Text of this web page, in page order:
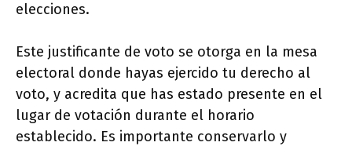
elecciones.
Este justificante de voto se otorga en la mesa
electoral donde hayas ejercido tu derecho al
voto, y acredita que has estado presente en el
lugar de votación durante el horario
establecido. Es importante conservarlo y